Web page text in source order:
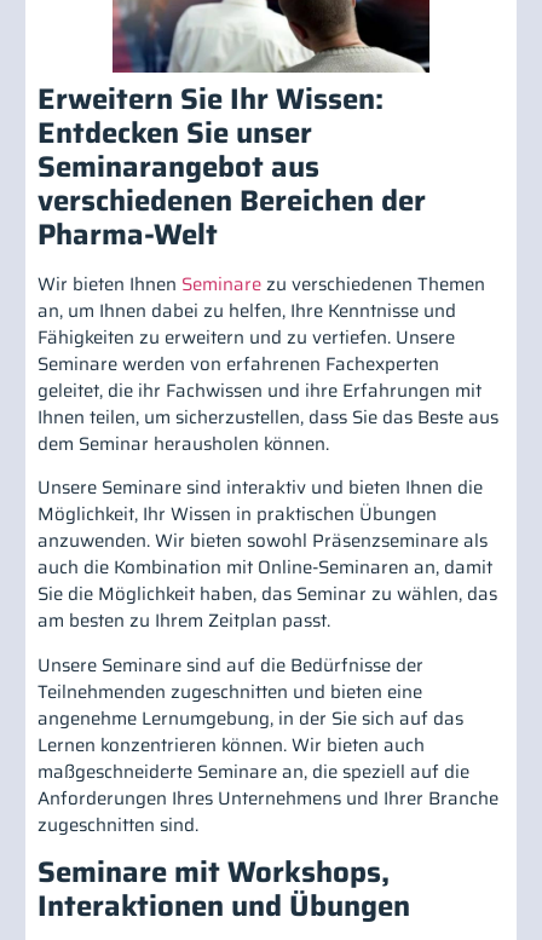
Erweitern Sie Ihr Wissen:
Entdecken Sie unser
Seminarangebot aus
verschiedenen Bereichen der
Pharma-Welt
Wir bieten Ihnen Seminarezu verschiedenen Themen
an, um Ihnen dabei zu helfen, Ihre Kenntnisse und
Fähigkeiten zu erweitern und zu vertiefen. Unsere
Seminare werden von erfahrenen Fachexperten
geleitet, die ihr Fachwissen und ihre Erfahrungen mit
Ihnen teilen, um sicherzustellen, dass Sie das Beste aus
dem Seminar herausholen können.
Unsere Seminare sind interaktiv und bieten Ihnen die
Möglichkeit, Ihr Wissen in praktischen Übungen
anzuwenden. Wir bieten sowohl Präsenzseminare als
auch die Kombination mit Online-Seminaren an, damit
Sie die Möglichkeit haben, das Seminar zu wählen, das
am besten zu Ihrem Zeitplan passt.
Unsere Seminare sind auf die Bedürfnisse der
Teilnehmenden zugeschnitten und bieten eine
angenehme Lernumgebung, in der Sie sich auf das
Lernen konzentrieren können. Wir bieten auch
maßgeschneiderte Seminare an, die speziell auf die
Anforderungen Ihres Unternehmens und Ihrer Branche
zugeschnitten sind.
Seminare mit Workshops,
Interaktionen und Übungen